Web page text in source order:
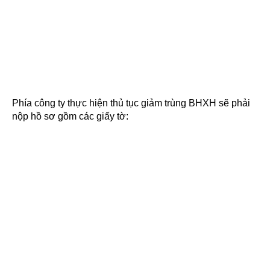
Phía công ty thực hiện thủ tục giảm trùng BHXH sẽ phải
nộp hồ sơ gồm các giấy tờ: